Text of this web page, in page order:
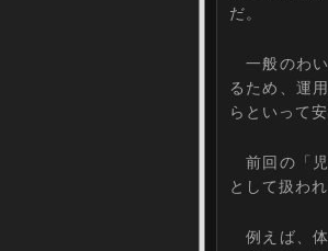
だ。
一般のわい
るため、運
らといって
前回の「児
として扱わ
例えば、体